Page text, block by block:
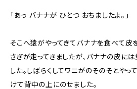
「あっ バナナが ひとつ おちましたよ。」
そこへ猿がやってきてバナナを食べて皮
さぎが走ってきましたが、バナナの皮に
した。しばらくしてワニがのそのそとや
けて背中の上にのせました。